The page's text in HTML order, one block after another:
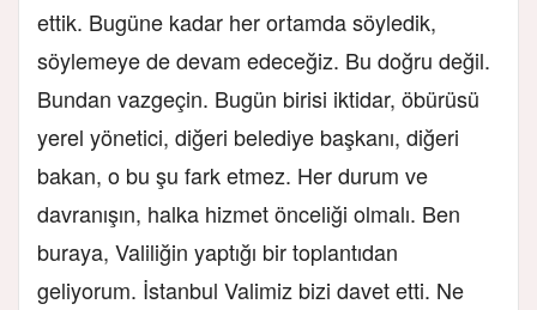
ettik. Bugüne kadar her ortamda söyledik,
söylemeye de devam edeceğiz. Bu doğru değil.
Bundan vazgeçin. Bugün birisi iktidar, öbürüsü
yerel yönetici, diğeri belediye başkanı, diğeri
bakan, o bu şu fark etmez. Her durum ve
davranışın, halka hizmet önceliği olmalı. Ben
buraya, Valiliğin yaptığı bir toplantıdan
geliyorum. İstanbul Valimiz bizi davet etti. Ne